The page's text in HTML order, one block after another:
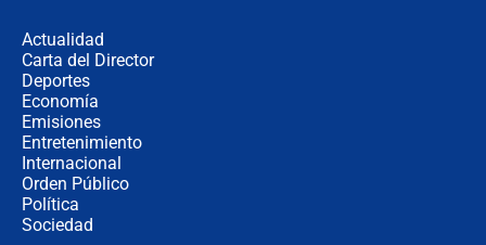
Actualidad
Carta del Director
Deportes
Economía
Emisiones
Entretenimiento
Internacional
Orden Público
Política
Sociedad